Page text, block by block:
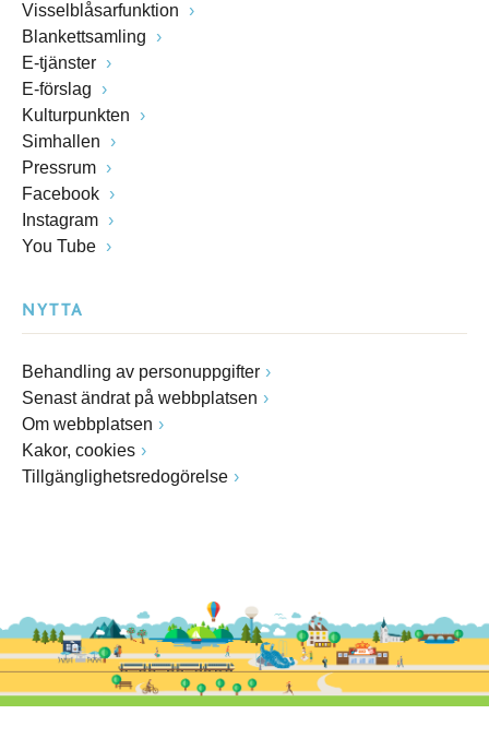
Visselblåsarfunktion
Blankettsamling
E-tjänster
E-förslag
Kulturpunkten
Simhallen
Pressrum
Facebook
Instagram
You Tube
NYTTA
Behandling av personuppgifter
Senast ändrat på webbplatsen
Om webbplatsen
Kakor, cookies
Tillgänglighetsredogörelse